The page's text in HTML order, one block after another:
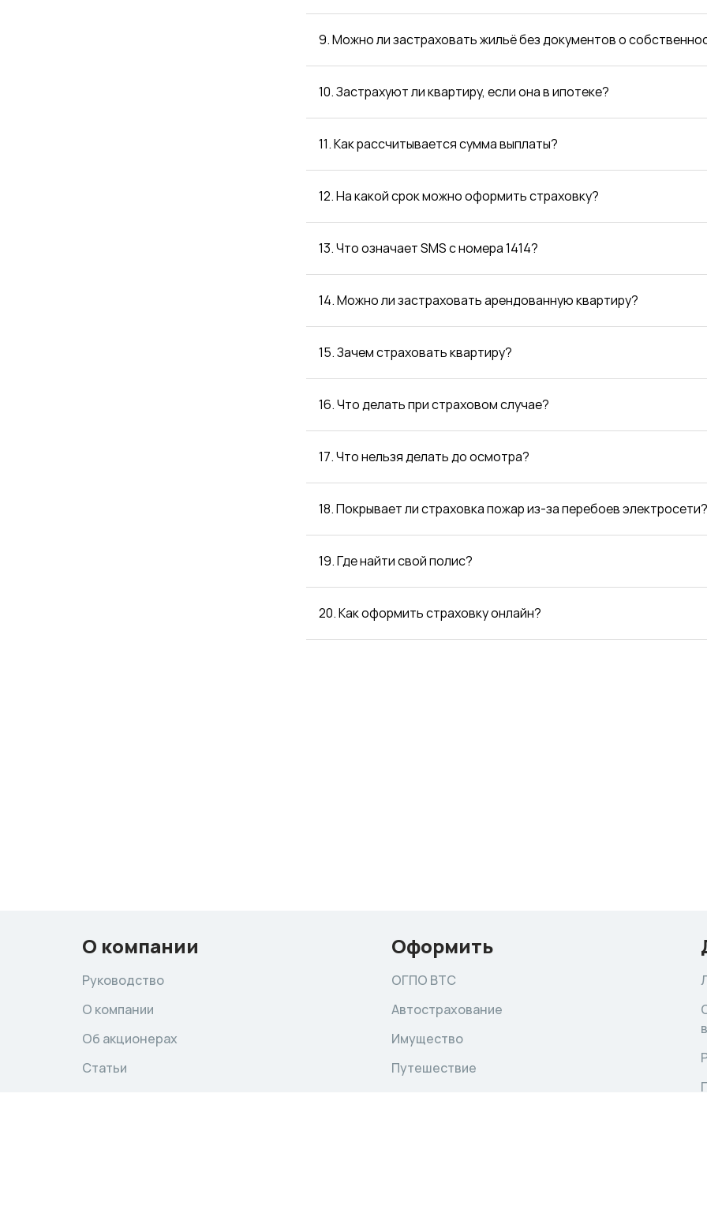
9. Можно ли застраховать жильё без документов о
10. Застрахуют ли квартиру, если она в ипотеке?
11. Как рассчитывается сумма выплаты?
12. На какой срок можно оформить страховку?
13. Что означает SMS с номера 1414?
14. Можно ли застраховать арендованную квартиру?
15. Зачем страховать квартиру?
16. Что делать при страховом случае?
17. Что нельзя делать до осмотра?
18. Покрывает ли страховка пожар из-за перебоев электросети?
19. Где найти свой полис?
20. Как оформить страховку онлайн?
О компании
Руководство
О компании
Об акционерах
Статьи
Оформить
ОГПО ВТС
Автострахование
Имущество
Путешествие